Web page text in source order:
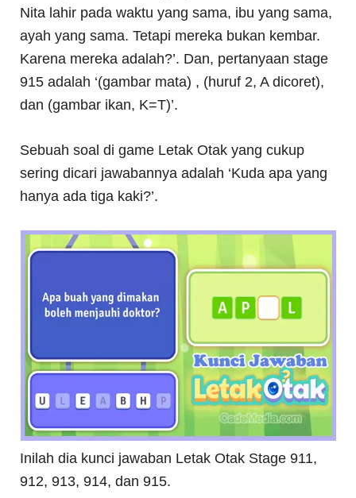
Nita lahir pada waktu yang sama, ibu yang sama,
ayah yang sama. Tetapi mereka bukan kembar.
Karena mereka adalah?’. Dan, pertanyaan stage
915 adalah ‘(gambar mata) , (huruf 2, A dicoret),
dan (gambar ikan, K=T)’.
Sebuah soal di game Letak Otak yang cukup
sering dicari jawabannya adalah ‘Kuda apa yang
hanya ada tiga kaki?’.
Inilah dia kunci jawaban Letak Otak Stage 911,
912, 913, 914, dan 915.